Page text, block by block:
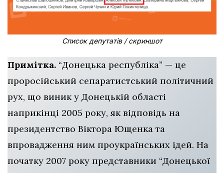
Список депутатів / скриншот
Примітка. “Донецька республіка” — це
проросійський сепаратистський політичний
рух, що виник у Донецькій області
наприкінці 2005 року, як відповідь на
президентство Віктора Ющенка та
впровадження ним проукраїнських ідей. На
початку 2007 року представники “Донецької